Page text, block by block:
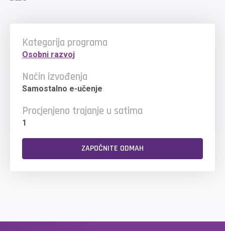
Kategorija programa
Osobni razvoj
Način izvođenja
Samostalno e-učenje
Procjenjeno trajanje u satima
1
ZAPOČNITE ODMAH